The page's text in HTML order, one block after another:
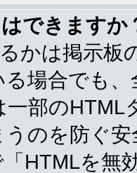
できますか
かは掲示板
る場合でも
一部の
のを防ぐ
HTMLを無